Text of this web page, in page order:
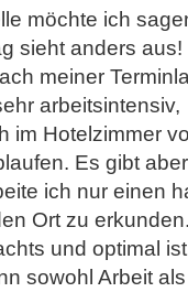
möchte ich
sieht anders aus!
meiner
arbeitsintensiv,
im Hotelzimmer
Es gibt
ich nur einen
Ort zu
und optimal
sowohl Arbeit